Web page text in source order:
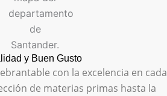
y Buen Gusto
con la excelencia en cada
de materias primas hasta la